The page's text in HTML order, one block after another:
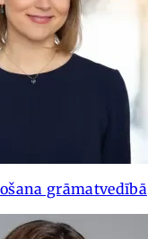
grāmatvedībā